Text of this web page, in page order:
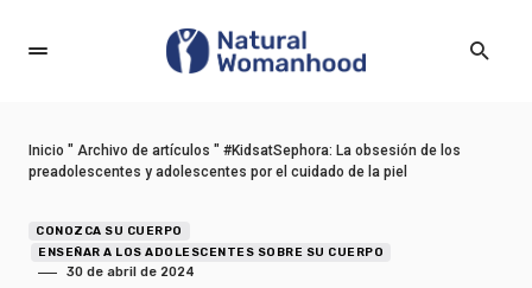
Inicio " Archivo de artículos " #KidsatSephora: La obsesión de los
preadolescentes y adolescentes por el cuidado de la piel
CONOZCA SU CUERPO
ENSEÑAR A LOS ADOLESCENTES SOBRE SU CUERPO
30 de abril de 2024